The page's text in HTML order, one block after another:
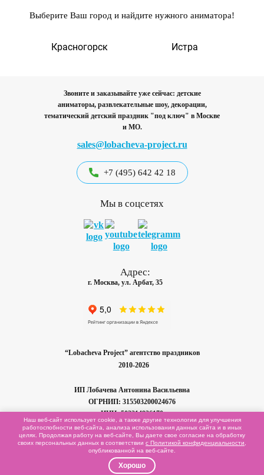
Выберите Ваш город и найдите нужного аниматора!
Красногорск Истра
Звоните и заказывайте уже сейчас: детские
аниматоры, развлекательные шоу, декорации,
тематический детский праздник "под ключ" в Москве
и МО.
sales@lobacheva-project.ru
+7 (495) 642 42 18
Мы в соцсетях
Адрес:
г. Москва, ул. Арбат, 35
“Lobacheva Project” агентство праздников
2010-2026
ИП Лобачева Антонина Васильевна
ОГРНИП: 315503200024676
ИНН: 503214936170
Карта сайта
Наш веб-сайт использует cookie, а также другие технологии для улучшения
работоспобности веб-сайта,
анализа использования данных сайта и в иных
целях. Продолжая работу на веб-сайте,
Вы даете свое согласие на обработку
своих персональных данных в соответствии с Политикой конфиденциальности
опубликованной на веб-сайте.
Хорошо